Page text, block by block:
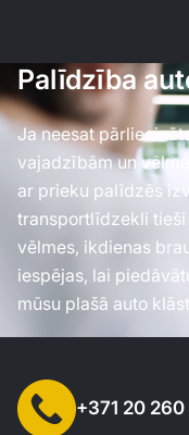
Palīdzība
Ja neesat
vajadzībām un
ar prieku palīdzēs
transportlīdzekli tieši
vēlmes, ikdienas
iespējas, lai
mūsu plašā auto
+371 20 260